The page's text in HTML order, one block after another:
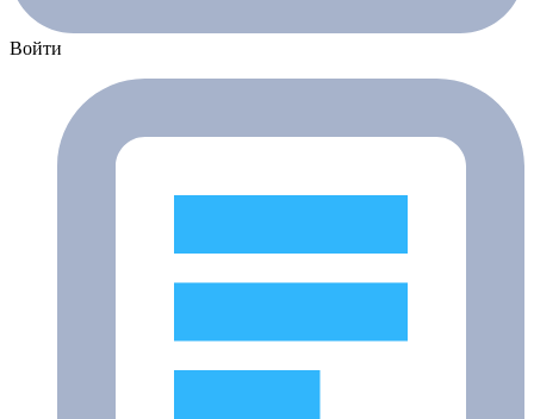
Войти